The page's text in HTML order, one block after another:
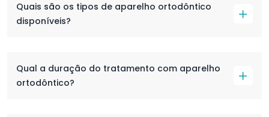
Quais são os tipos de aparelho ortodôntico
disponíveis?
Qual a duração do tratamento com aparelho
ortodôntico?